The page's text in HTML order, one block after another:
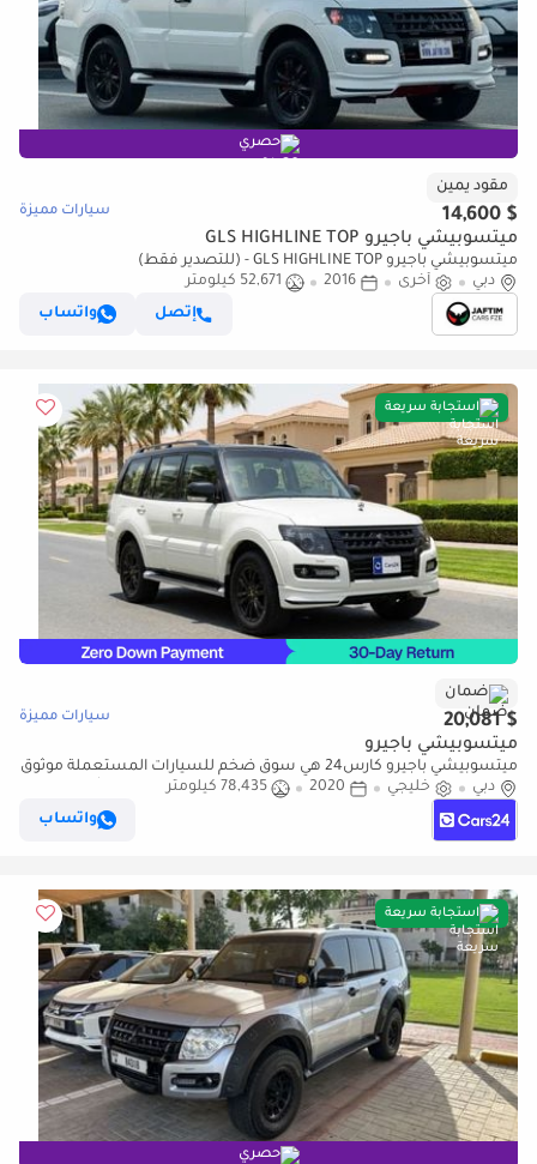
حصري
مقود يمين
$ 14,600 سيارات مميزة
ميتسوبيشي باجيرو GLS HIGHLINE TOP
ميتسوبيشي باجيرو GLS HIGHLINE TOP - (للتصدير فقط)
دبي
أخرى 2016
52,671 كيلومتر
إتصل
واتساب
استجابة سريعة
ضمان
$ 20,081 سيارات مميزة
ميتسوبيشي باجيرو
ميتسوبيشي باجيرو كارس24 هي سوق ضخم للسيارات المستعملة موثوق
ومضمون ٪كارس24 هي سوق ضخم للسيارات المستعملة موثوق
دبي خليجي 2020
78,435 كيلومتر
واتساب
استجابة سريعة
حصري